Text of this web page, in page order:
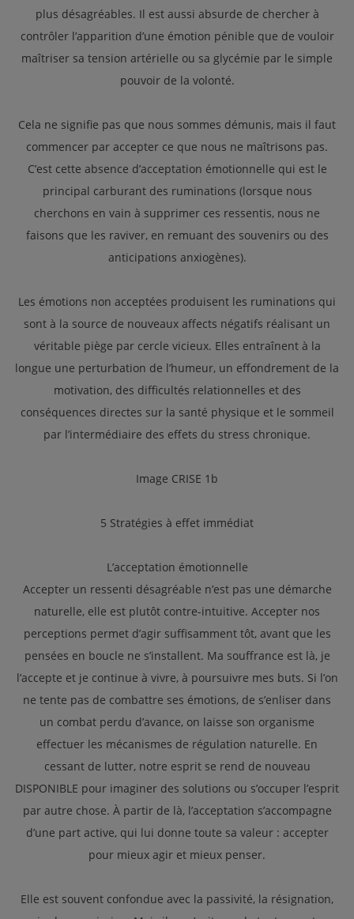
plus désagréables. Il est aussi absurde de chercher à
contrôler l’apparition d’une émotion pénible que de vouloir
maîtriser sa tension artérielle ou sa glycémie par le simple
pouvoir de la volonté.
Cela ne signifie pas que nous sommes démunis, mais il faut
commencer par accepter ce que nous ne maîtrisons pas.
C’est cette absence d’acceptation émotionnelle qui est le
principal carburant des ruminations (lorsque nous
cherchons en vain à supprimer ces ressentis, nous ne
faisons que les raviver, en remuant des souvenirs ou des
anticipations anxiogènes).
Les émotions non acceptées produisent les ruminations qui
sont à la source de nouveaux affects négatifs réalisant un
véritable piège par cercle vicieux. Elles entraînent à la
longue une perturbation de l’humeur, un effondrement de la
motivation, des difficultés relationnelles et des
conséquences directes sur la santé physique et le sommeil
par l’intermédiaire des effets du stress chronique.
Image CRISE 1b
5 Stratégies à effet immédiat
L’acceptation émotionnelle
Accepter un ressenti désagréable n’est pas une démarche
naturelle, elle est plutôt contre-intuitive. Accepter nos
perceptions permet d’agir suffisamment tôt, avant que les
pensées en boucle ne s’installent. Ma souffrance est là, je
l’accepte et je continue à vivre, à poursuivre mes buts. Si l’on
ne tente pas de combattre ses émotions, de s’enliser dans
un combat perdu d’avance, on laisse son organisme
effectuer les mécanismes de régulation naturelle. En
cessant de lutter, notre esprit se rend de nouveau
DISPONIBLE pour imaginer des solutions ou s’occuper l’esprit
par autre chose. À partir de là, l’acceptation s’accompagne
d’une part active, qui lui donne toute sa valeur : accepter
pour mieux agir et mieux penser.
Elle est souvent confondue avec la passivité, la résignation,